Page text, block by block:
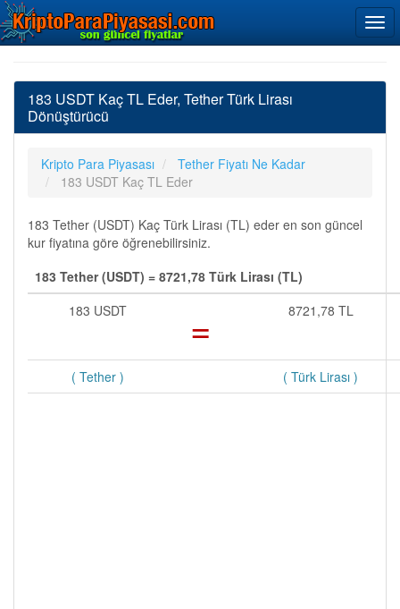
183 USDT Kaç TL Eder, Tether Türk Lirası
Dönüştürücü
Kripto Para Piyasası
Tether Fiyatı Ne Kadar
183 USDT Kaç TL Eder
183 Tether (USDT) Kaç Türk Lirası (TL) eder en son güncel
kur fiyatına göre öğrenebilirsiniz.
183 Tether (USDT) = 8721,78 Türk Lirası (TL)
183 USDT
= 8721,78 TL
( Tether ) ( Türk Lirası )